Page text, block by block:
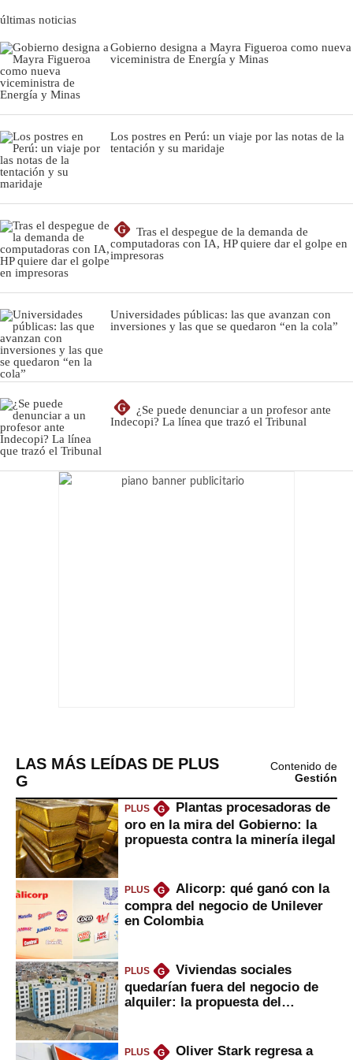
últimas noticias
Gobierno designa a Mayra Figueroa como nueva
viceministra de Energía y Minas
Los postres en Perú: un viaje por las notas de la
tentación y su maridaje
G
Tras el despegue de la demanda de
computadoras con IA, HP quiere dar el golpe en
impresoras
Universidades públicas: las que avanzan con
inversiones y las que se quedaron “en la cola”
G
¿Se puede denunciar a un profesor ante
Indecopi? La línea que trazó el Tribunal
LAS MÁS LEÍDAS DE PLUS
G
Contenido de
Gestión
PLUS G
Plantas procesadoras de
oro en la mira del Gobierno: la
propuesta contra la minería ilegal
PLUS G
Alicorp: qué ganó con la
compra del negocio de Unilever
en Colombia
PLUS G
Viviendas sociales
quedarían fuera del negocio de
alquiler: la propuesta del
PLUS G
Oliver Stark regresa a